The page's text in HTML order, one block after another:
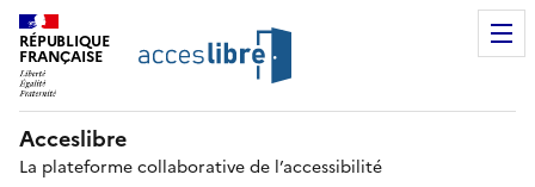
RÉPUBLIQUE
FRANÇAISE
Acceslibre
La plateforme collaborative de l’accessibilité